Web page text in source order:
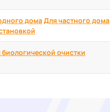
домаДля частного дома
очистки